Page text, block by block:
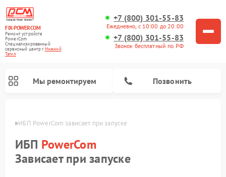
FIX-POWERCOM
Ремонт устройств
PowerCom
Специализированный
cервисный центр г.Нижний
Тагил
+7 (800) 301-55-83
Ежедневно, с 10:00 до 20:00
+7 (800) 301-55-83
Звонок бесплатный по РФ
Мы ремонтируем Позвонить
ИБП PowerCom зависает при запуске
ИБП PowerCom
Зависает при запуске